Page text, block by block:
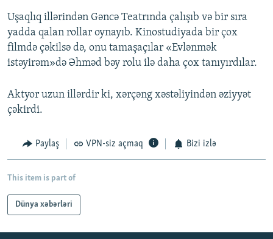
Uşaqlıq illərindən Gəncə Teatrında çalışıb və bir sıra
yadda qalan rollar oynayıb. Kinostudiyada bir çox
filmdə çəkilsə də, onu tamaşaçılar «Evlənmək
istəyirəm»də Əhməd bəy rolu ilə daha çox tanıyırdılar.
Aktyor uzun illərdir ki, xərçəng xəstəliyindən əziyyət
çəkirdi.
Paylaş VPN-siz açmaq Bizi izlə
This item is part of
Dünya xəbərləri